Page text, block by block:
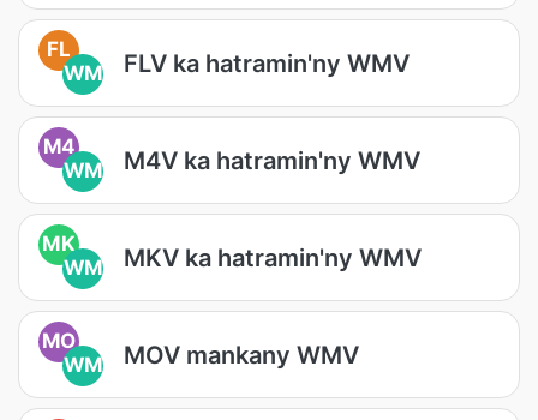
FL
WM
FLV ka hatramin'ny WMV
M4
WM
M4V ka hatramin'ny WMV
MK
WM
MKV ka hatramin'ny WMV
MO
WM
MOV mankany WMV